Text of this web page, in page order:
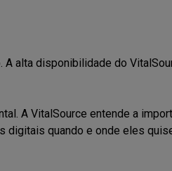
alta disponibilidade do
A VitalSource entende a
quando e onde eles